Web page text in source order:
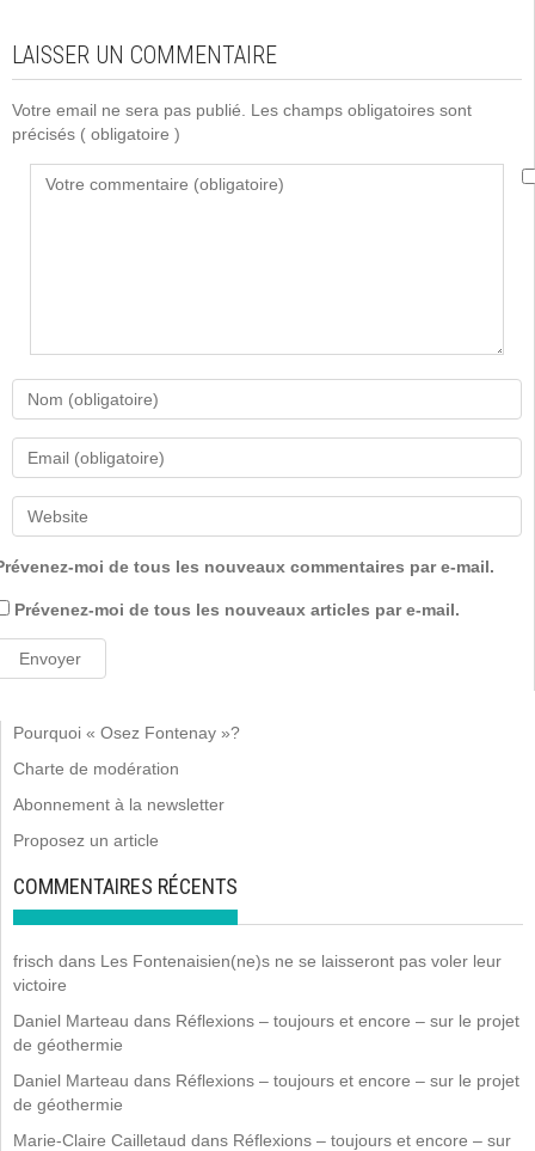
LAISSER UN COMMENTAIRE
Votre email ne sera pas publié. Les champs obligatoires sont
précisés ( obligatoire )
moi de tous les nouveaux commentaires par e-mail.
Prévenez-moi de tous les nouveaux articles par e-mail.
Pourquoi « Osez Fontenay »?
Charte de modération
Abonnement à la newsletter
Proposez un article
COMMENTAIRES RÉCENTS
frisch dans Les Fontenaisien(ne)s ne se laisseront pas voler leur
victoire
Daniel Marteau dans Réflexions – toujours et encore – sur le projet
de géothermie
Daniel Marteau dans Réflexions – toujours et encore – sur le projet
de géothermie
Marie-Claire Cailletaud dans Réflexions – toujours et encore – sur